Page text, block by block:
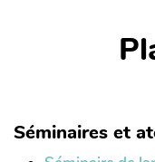
Séminaires et